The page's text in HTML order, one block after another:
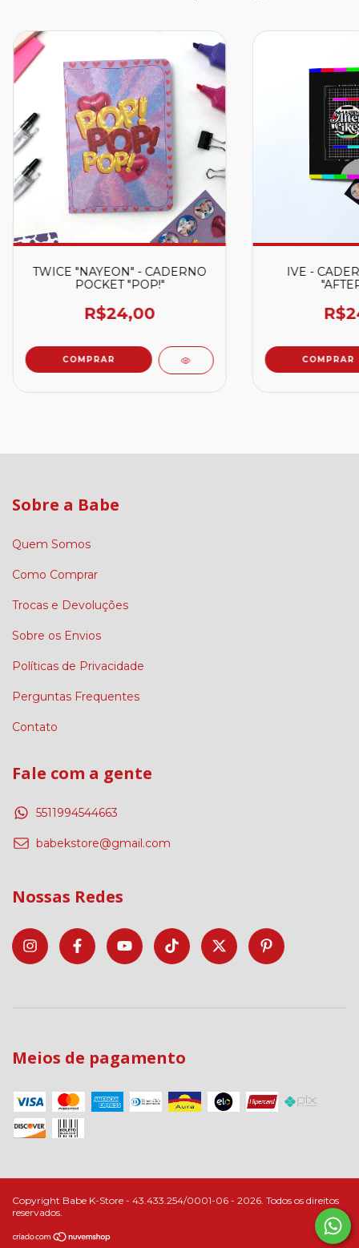
TWICE "NAYEON" - CADERNO
POCKET "POP!"
R$24,00
IVE -
Sobre a Babe
Quem Somos
Como Comprar
Trocas e Devoluções
Sobre os Envios
Políticas de Privacidade
Perguntas Frequentes
Contato
Fale com a gente
5511994544663
babekstore@gmail.com
Nossas Redes
Meios de pagamento
Copyright Babe K-Store - 43.433.254/0001-06 - 2026. Todos os direitos
reservados.